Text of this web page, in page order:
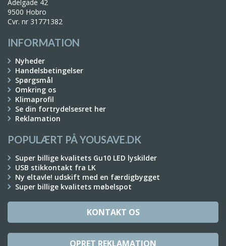
Adelgade 42
9500 Hobro
Cvr. nr 31771382
INFORMATION
Nyheder
Handelsbetingelser
Spørgsmål
Omkring os
Klimaprofil
Se din fortrydelsesret her
Reklamation
POPULÆRT PÅ YOUSAVE.DK
Super billige kvalitets Gu10 LED lyskilder
USB stikkontakt fra LK
Ny eltavle! udskift med en færdigbygget
Super billige kvalitets møbelspot
KONTAKT OS
OPRET REKLAMATION